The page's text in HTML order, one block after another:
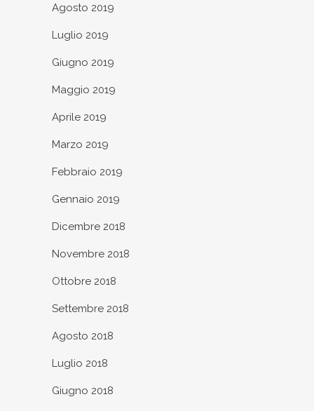
Agosto 2019
Luglio 2019
Giugno 2019
Maggio 2019
Aprile 2019
Marzo 2019
Febbraio 2019
Gennaio 2019
Dicembre 2018
Novembre 2018
Ottobre 2018
Settembre 2018
Agosto 2018
Luglio 2018
Giugno 2018